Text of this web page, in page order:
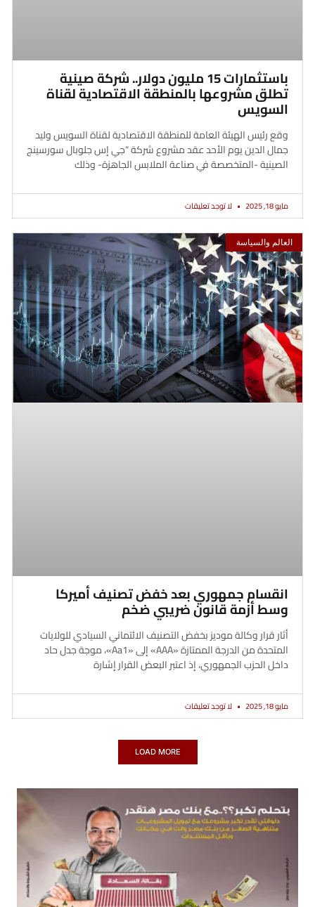
باستثمارات 15 مليون دولار.. شركة صينية
تطلق مشروعها بالمنطقة الاقتصادية لقناة
السويس
وقع رئيس الهيئة العامة للمنطقة الاقتصادية لقناة السويس وليد
جمال الدين يوم الأحد عقد مشروع شركة “جي إس جلوبال سورسينج
الصينية -المتخصصة في صناعة الملابس الجاهزة- وذلك
مايو 18, 2025 لا توجد تعليقات
العالم والسياسة
انقسام جمهوري بعد خفض تصنيف أميركا
وسط أزمة قانون ضريبي ضخم
أثار قرار وكالة موديز بخفض التصنيف الائتماني السيادي للولايات
المتحدة من الدرجة الممتازة «AAA» إلى «Aa1»، موجة جدل حاد
داخل الحزب الجمهوري، إذ اعتبر البعض القرار إشارة
مايو 18, 2025 لا توجد تعليقات
LOAD MORE